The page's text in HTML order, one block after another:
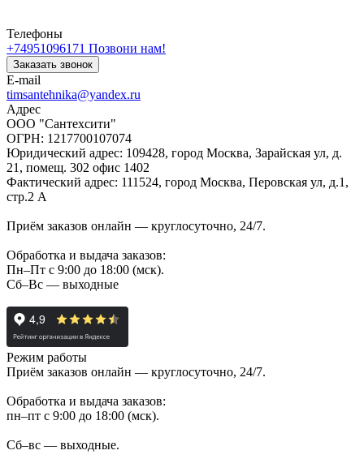
Телефоны
+74951096171 Позвони нам!
Заказать звонок
E-mail
timsantehnika@yandex.ru
Адрес
ООО "Сантехсити"
ОГРН: 1217700107074
Юридический адрес: 109428, город Москва, Зарайская ул, д.
21, помещ. 302 офис 1402
Фактический адрес: 111524, город Москва, Перовская ул, д.1,
стр.2 А
Приём заказов онлайн — круглосуточно, 24/7.
Обработка и выдача заказов:
Пн–Пт с 9:00 до 18:00 (мск).
Сб–Вс — выходные
Режим работы
Приём заказов онлайн — круглосуточно, 24/7.
Обработка и выдача заказов:
пн–пт с 9:00 до 18:00 (мск).
Сб–вс — выходные.